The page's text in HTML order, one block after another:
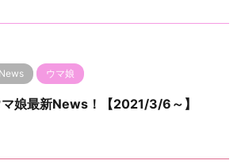
News ウマ娘
マ娘最新News！【2021/3/6～】